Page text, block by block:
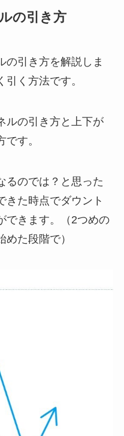
の引き方
の引き方を解説しま
く方法です。
ルの引き方と上下が
す。
るのでは？と思った
きた時点でダウント
できます。（2つめの
た段階で）